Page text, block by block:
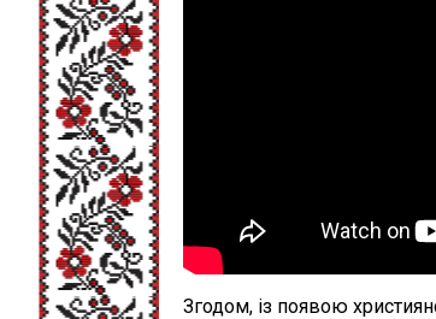
Згодом, із появою